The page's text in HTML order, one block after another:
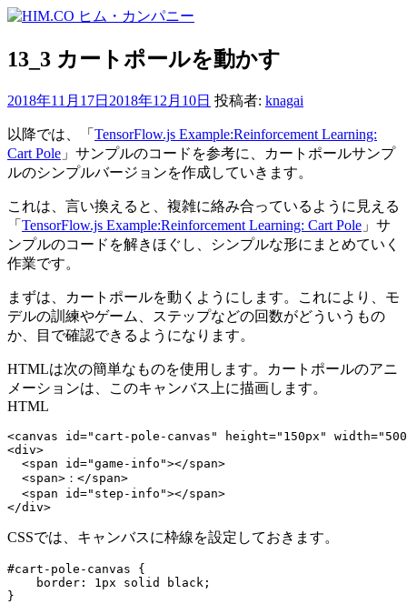
コ
テ
へ
ス
キ
ッ
13_3 カートポールを動かす
2018年11月17日 2018年12月10日 投稿者: knagai
以降では、「 TensorFlow.js Example:Reinforcement Learning:
Cart Pole 」サンプルのコードを参考に、カートポールサンプ
ルのシンプルバージョンを作成していきます。
これは、言い換えると、複雑に絡み合っているように見える
「 TensorFlow.js Example:Reinforcement Learning: Cart Pole 」サ
ンプルのコードを解きほぐし、シンプルな形にまとめていく
作業です。
まずは、カートポールを動くようにします。これにより、モ
デルの訓練やゲーム、ステップなどの回数がどういうもの
か、目で確認できるようになります。
HTMLは次の簡単なものを使用します。カートポールのアニ
メーションは、このキャンバス上に描画します。
HTML
<canvas id="cart-pole-canvas" height="150px"
<div>
  <span id="game-info"></span>
  <span>：</span>
  <span id="step-info"></span>
</div>
CSSでは、キャンバスに枠線を設定しておきます。
#cart-pole-canvas {
    border: 1px solid black;
}